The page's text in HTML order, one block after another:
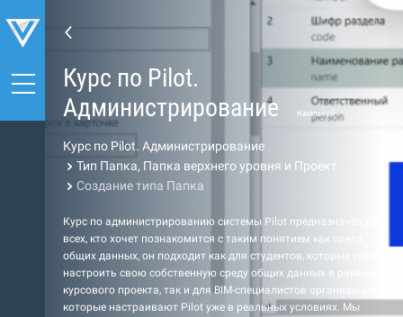
Курс по Pilot.
Администрирование
Начальный
Курс по Pilot. Администрирование
Тип Папка, Папка верхнего уровня и Проект
Создание типа Папка
Курс по администрированию системы Pilot предназначен для
всех, кто хочет познакомится с таким понятием как среда
общих данных, он подходит как для студентов, которые хотят
настроить свою собственную среду общих данных в рамках
курсового проекта, так и для BIM-специалистов организаций,
которые настраивают Pilot уже в реальных условиях. Мы